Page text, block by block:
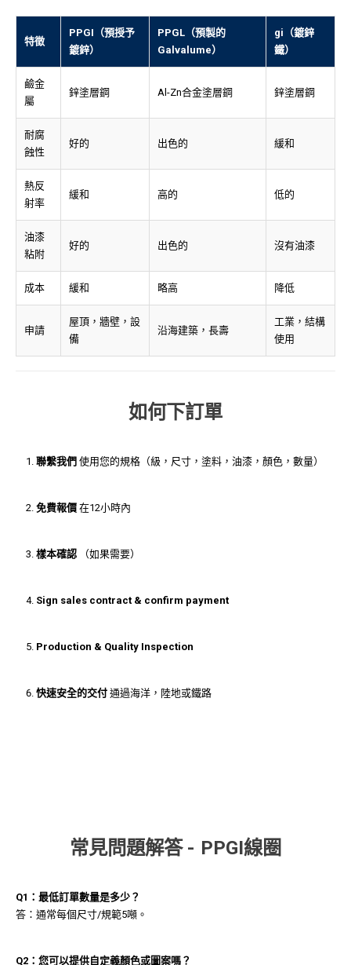
特徵
PPGI（預授予
鍍鋅）
PPGL（預製的
Galvalume）
gi（鍍鋅
鐵）
鹼金
屬
鋅塗層鋼 Al-Zn合金塗層鋼 鋅塗層鋼
耐腐
蝕性
好的 出色的 緩和
熱反
射率
緩和 高的 低的
油漆
粘附
好的 出色的 沒有油漆
成本 緩和 略高 降低
申請
屋頂，牆壁，設
備
沿海建築，長壽
工業，結構
使用
如何下訂單
聯繫我們 使用您的規格（級，尺寸，塗料，油漆，顏色，數量）
免費報價 在12小時內
樣本確認 （如果需要）
Sign sales contract & confirm payment
Production & Quality Inspection
快速安全的交付 通過海洋，陸地或鐵路
常見問題解答 - PPGI線圈
Q1：最低訂單數量是多少？
答：通常每個尺寸/規範5噸。
Q2：您可以提供自定義顏色或圖案嗎？